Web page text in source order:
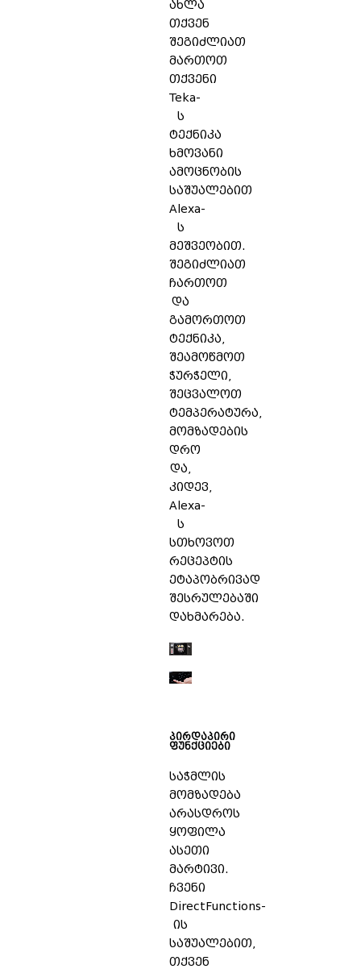
ახლა
თქვენ
შეგიძლიათ
მართოთ
თქვენი
Teka-
ს
ტექნიკა
ხმოვანი
ამოცნობის
საშუალებით
Alexa-
ს
მეშვეობით.
შეგიძლიათ
ჩართოთ
და
გამორთოთ
ტექნიკა,
შეამოწმოთ
ჭურჭელი,
შეცვალოთ
ტემპერატურა,
მომზადების
დრო
და,
კიდევ,
Alexa-
ს
სთხოვოთ
რეცეპტის
ეტაპობრივად
შესრულებაში
დახმარება.
პირდაპირი
ფუნქციები
საჭმლის
მომზადება
არასდროს
ყოფილა
ასეთი
მარტივი.
ჩვენი
DirectFunctions-
ის
საშუალებით,
თქვენ